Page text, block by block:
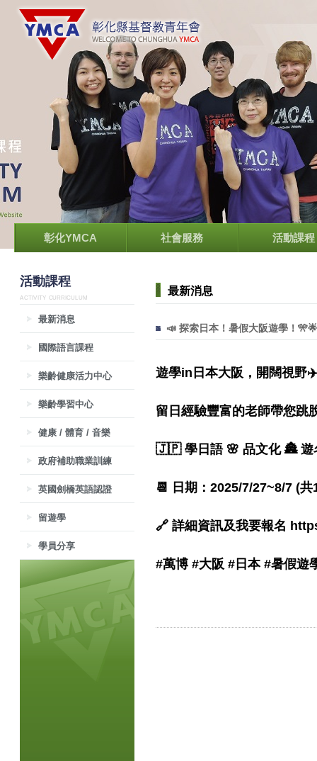
彰化YMCA 社會服務 活動課程
活動課程
ACTIVITY CURRICULUM
最新消息
國際語言課程
樂齡健康活力中心
樂齡學習中心
健康 / 體育 / 音樂
政府補助職業訓練
英國劍橋英語認證
留遊學
學員分享
最新消息
📣 探索日本！暑假大阪遊學！🎌🌟
遊學in日本大阪，開闊視野
留日經驗豐富的老師帶您跳
🇯🇵 學日語 🌸 品文化 🏯 遊
📆 日期：2025/7/27~8/7 (共
🔗 詳細資訊及我要報名
#萬博 #大阪 #日本 #暑假遊